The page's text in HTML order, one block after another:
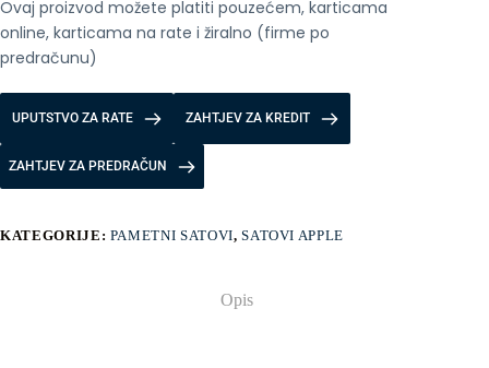
Ovaj proizvod možete platiti pouzećem, karticama
online, karticama na rate i žiralno (firme po
predračunu)
UPUTSTVO ZA RATE ZAHTJEV ZA KREDIT
ZAHTJEV ZA PREDRAČUN
KATEGORIJE: PAMETNI SATOVI,SATOVI APPLE
Opis